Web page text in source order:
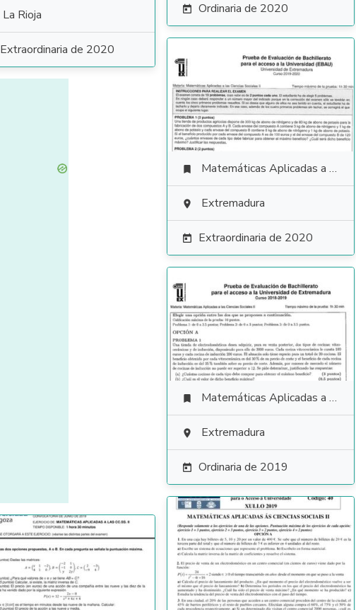
 Ordinaria de 2020
La Rioja
Extraordinaria de 2020
 Matemáticas Aplicadas a las Ciencias Sociales
 Extremadura
 Extraordinaria de 2020
 Matemáticas Aplicadas a las Ciencias Sociales
 Extremadura
 Ordinaria de 2019